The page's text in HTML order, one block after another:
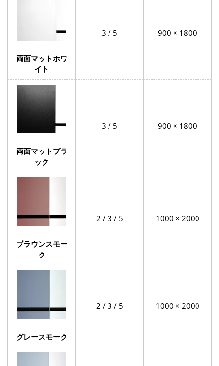
両面マットホワ
イト
3 / 5 900 × 1800
両面マットブラ
ック
3 / 5 900 × 1800
ブラウンスモー
ク
2 / 3 / 5 1000 × 2000
グレースモーク
2 / 3 / 5 1000 × 2000